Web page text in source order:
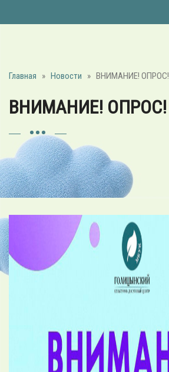
Главная » Новости » ВНИМАНИЕ! ОПРОС!
ВНИМАНИЕ! ОПРОС!